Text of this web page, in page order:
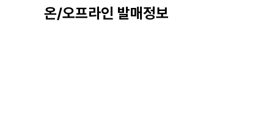
온/오프라인 발매정보